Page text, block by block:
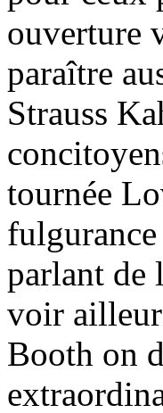
ouverture
paraître
Strauss
tournée
parlant de
voir
Booth on